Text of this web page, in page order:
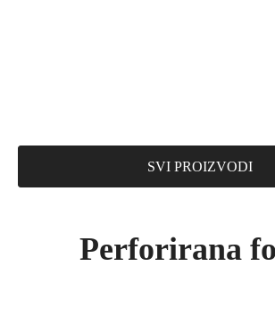
SVI PROIZVODI
Perforirana